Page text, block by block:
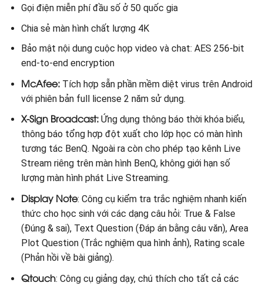
Gọi điện miễn phí đầu số ở 50 quốc gia
Chia sẻ màn hình chất lượng 4K
Bảo mật nội dung cuộc họp video và chat: AES 256-bit
end-to-end encryption
McAfee: Tích hợp sẵn phần mềm diệt virus trên Android
với phiên bản full license 2 năm sử dụng.
X-Sign Broadcast: Ứng dụng thông báo thời khóa biểu,
thông báo tổng hợp đột xuất cho lớp học có màn hình
tương tác BenQ. Ngoài ra còn cho phép tạo kênh Live
Stream riêng trên màn hình BenQ, không giới hạn số
lượng màn hình phát Live Streaming.
Display Note: Công cụ kiểm tra trắc nghiệm nhanh kiến
thức cho học sinh với các dạng câu hỏi: True & False
(Đúng & sai), Text Question (Đáp án bằng câu văn), Area
Plot Question (Trắc nghiệm qua hình ảnh), Rating scale
(Phản hồi về bài giảng).
Qtouch: Công cụ giảng dạy, chú thích cho tất cả các